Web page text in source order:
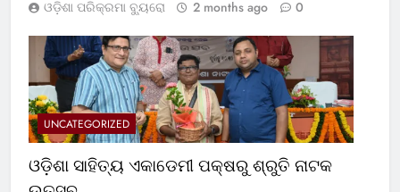
ଓଡ଼ିଶା ପରିକ୍ରମା ବ୍ୟୁରୋ 2 months ago 0
UNCATEGORIZED
ଓଡ଼ିଶା ସାହିତ୍ୟ ଏକାଡେମୀ ପକ୍ଷରୁ ଶ୍ରୁତି ନାଟକ